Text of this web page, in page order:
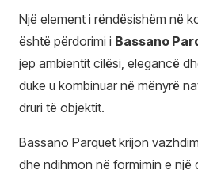
Një element i rëndësishëm në
është përdorimi i Bassano
jep ambientit cilësi, elegancë
duke u kombinuar në mënyrë
druri të objektit.
Bassano Parquet krijon
dhe ndihmon në formimin e një